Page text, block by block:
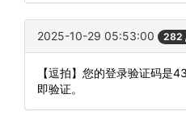
2025-10-29 05:53:00 282
【逗拍】您的登录验证码是
即验证。